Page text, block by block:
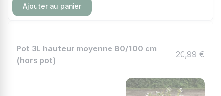
Ajouter au panier
Pot 3L hauteur moyenne 80/100 cm
(hors pot)
20,99 €